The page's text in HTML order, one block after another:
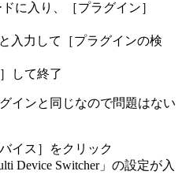
に入り、［プラグイン］
入力して［プラグインの検
して終了
インと同じなので問題はない
イス］をクリック
Device Switcher」の設定が入